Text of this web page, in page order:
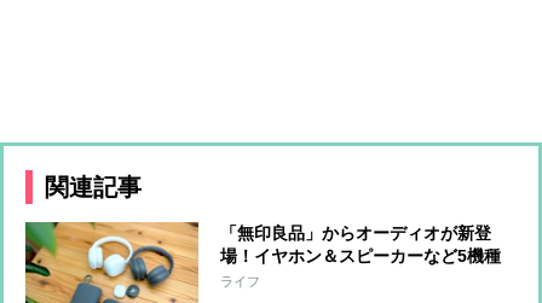
関連記事
「無印良品」からオーディオが新登
場！イヤホン＆スピーカーなど5機種
をひと足先に体験
ライフ